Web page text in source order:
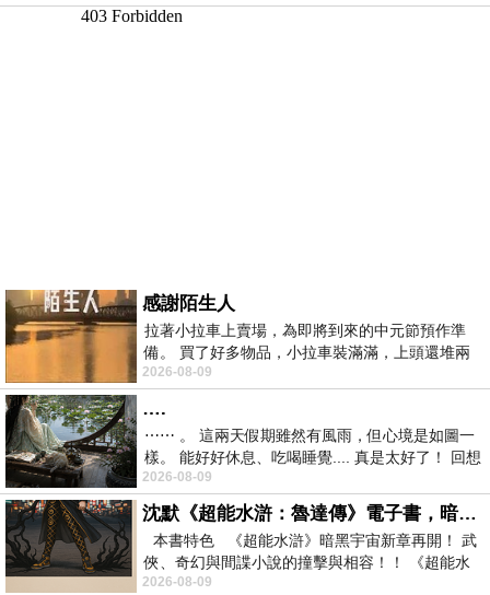
感謝陌生人
拉著小拉車上賣場，為即將到來的中元節預作準
備。 買了好多物品，小拉車裝滿滿，上頭還堆兩
紙箱。 雖辛苦了點，這點程度我一個人搬
2026-08-09
….
⋯⋯ 。 這兩天假期雖然有風雨，但心境是如圖一
樣。 能好好休息、吃喝睡覺.... 真是太好了！ 回想
起來，以前根本就很難有這
2026-08-09
沈默《超能水滸：魯達傳》電子書，暗黑宇宙新章，一一五年八月璀璨上架！
本書特色 《超能水滸》暗黑宇宙新章再開！ 武
俠、奇幻與間諜小說的撞擊與相容！！ 《超能水
滸》系列第四部
2026-08-09